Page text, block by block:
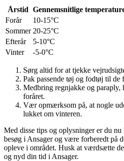
Årstid Gennemsnitlige
Forår
10-15°C
Sommer 20-25°C
Efterår
5-10°C
Vinter
-5-0°C
Sørg altid for at tjekke
Pak passende tøj og fodtøj til de
Medbring regnjakke og paraply,
foråret.
Vær opmærksom på, at nogle
lukket om vinteren.
Med disse tips og oplysninger er du
besøg i Ansager og være forberedt på
opleve i området. Husk at værdsætte
og nyd din tid i Ansager.